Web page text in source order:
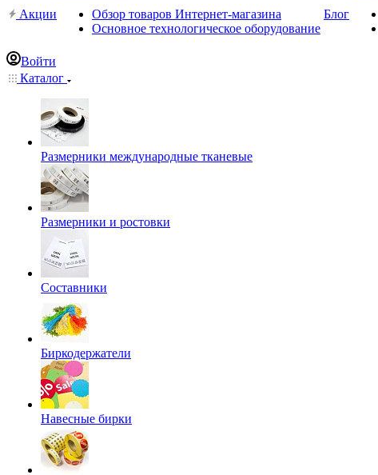
Акции
Обзор товаров Интернет-магазина
Основное технологическое оборудование
Блог
Войти
Каталог
Размерники международные тканевые
Размерники и ростовки
Составники
Биркодержатели
Навесные бирки